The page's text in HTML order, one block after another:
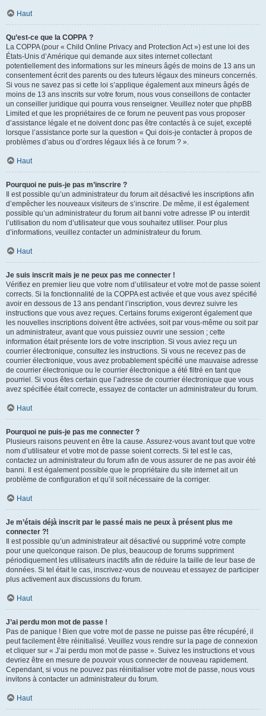
Haut
Qu’est-ce que la COPPA ?
La COPPA (pour « Child Online Privacy and Protection Act ») est une loi des
États-Unis d’Amérique qui demande aux sites internet collectant
potentiellement des informations sur les mineurs âgés de moins de 13 ans un
consentement écrit des parents ou des tuteurs légaux des mineurs concernés.
Si vous ne savez pas si cette loi s’applique également aux mineurs âgés de
moins de 13 ans inscrits sur votre forum, nous vous conseillons de contacter
un conseiller juridique qui pourra vous renseigner. Veuillez noter que phpBB
Limited et que les propriétaires de ce forum ne peuvent pas vous proposer
d’assistance légale et ne doivent donc pas être contactés à ce sujet, excepté
lorsque l’assistance porte sur la question « Qui dois-je contacter à propos de
problèmes d’abus ou d’ordres légaux liés à ce forum ? ».
Haut
Pourquoi ne puis-je pas m’inscrire ?
Il est possible qu’un administrateur du forum ait désactivé les inscriptions afin
d’empêcher les nouveaux visiteurs de s’inscrire. De même, il est également
possible qu’un administrateur du forum ait banni votre adresse IP ou interdit
l’utilisation du nom d’utilisateur que vous souhaitez utiliser. Pour plus
d’informations, veuillez contacter un administrateur du forum.
Haut
Je suis inscrit mais je ne peux pas me connecter !
Vérifiez en premier lieu que votre nom d’utilisateur et votre mot de passe soient
corrects. Si la fonctionnalité de la COPPA est activée et que vous avez spécifié
avoir en dessous de 13 ans pendant l’inscription, vous devrez suivre les
instructions que vous avez reçues. Certains forums exigeront également que
les nouvelles inscriptions doivent être activées, soit par vous-même ou soit par
un administrateur, avant que vous puissiez ouvrir une session ; cette
information était présente lors de votre inscription. Si vous aviez reçu un
courrier électronique, consultez les instructions. Si vous ne recevez pas de
courrier électronique, vous avez probablement spécifié une mauvaise adresse
de courrier électronique ou le courrier électronique a été filtré en tant que
pourriel. Si vous êtes certain que l’adresse de courrier électronique que vous
avez spécifiée était correcte, essayez de contacter un administrateur du forum.
Haut
Pourquoi ne puis-je pas me connecter ?
Plusieurs raisons peuvent en être la cause. Assurez-vous avant tout que votre
nom d’utilisateur et votre mot de passe soient corrects. Si tel est le cas,
contactez un administrateur du forum afin de vous assurer de ne pas avoir été
banni. Il est également possible que le propriétaire du site internet ait un
problème de configuration et qu’il soit nécessaire de la corriger.
Haut
Je m’étais déjà inscrit par le passé mais ne peux à présent plus me
connecter ?!
Il est possible qu’un administrateur ait désactivé ou supprimé votre compte
pour une quelconque raison. De plus, beaucoup de forums suppriment
périodiquement les utilisateurs inactifs afin de réduire la taille de leur base de
données. Si tel était le cas, inscrivez-vous de nouveau et essayez de participer
plus activement aux discussions du forum.
Haut
J’ai perdu mon mot de passe !
Pas de panique ! Bien que votre mot de passe ne puisse pas être récupéré, il
peut facilement être réinitialisé. Veuillez vous rendre sur la page de connexion
et cliquer sur « J’ai perdu mon mot de passe ». Suivez les instructions et vous
devriez être en mesure de pouvoir vous connecter de nouveau rapidement.
Cependant, si vous ne pouvez pas réinitialiser votre mot de passe, nous vous
invitons à contacter un administrateur du forum.
Haut